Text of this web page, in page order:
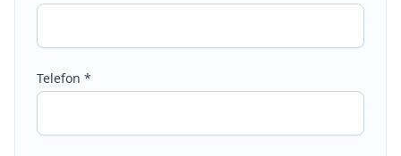
Telefon *